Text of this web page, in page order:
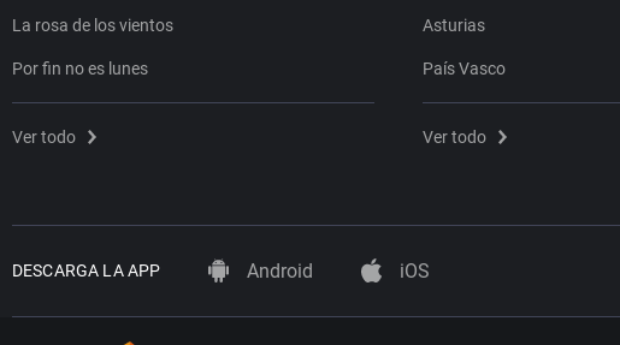
La rosa de los vientos
Por fin no es lunes
Ver todo
Asturias
País Vasco
Ver todo
DESCARGA LA APP Android iOS